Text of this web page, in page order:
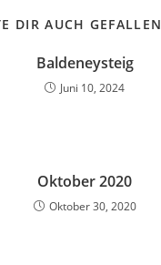
DIR AUCH GEFALLEN
Baldeneysteig
Juni 10, 2024
Oktober 2020
Oktober 30, 2020